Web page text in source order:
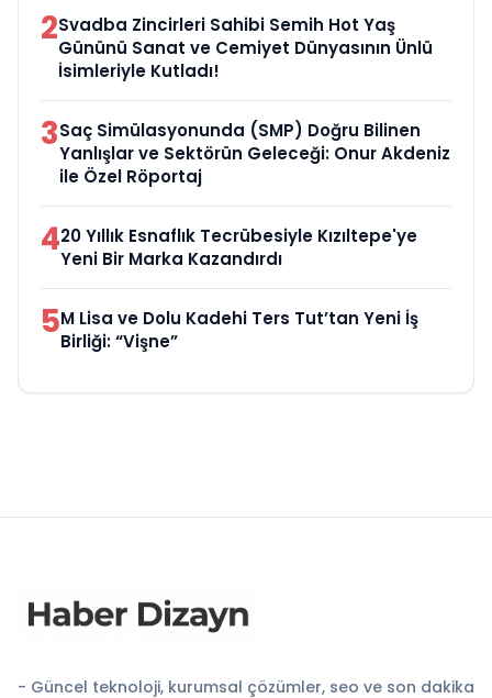
2Svadba Zincirleri Sahibi Semih Hot Yaş
Gününü Sanat ve Cemiyet Dünyasının Ünlü
İsimleriyle Kutladı!
3Saç Simülasyonunda (SMP) Doğru Bilinen
Yanlışlar ve Sektörün Geleceği: Onur Akdeniz
ile Özel Röportaj
420 Yıllık Esnaflık Tecrübesiyle Kızıltepe'ye
Yeni Bir Marka Kazandırdı
5M Lisa ve Dolu Kadehi Ters Tut’tan Yeni İş
Birliği: “Vişne”
- Güncel teknoloji, kurumsal çözümler, seo ve son dakika